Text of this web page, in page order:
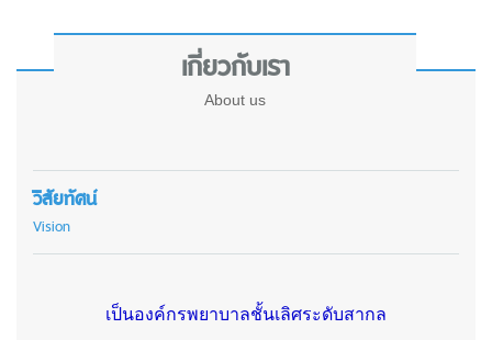
เกี่ยวกับเรา
About us
วิสัยทัศน์
Vision
เป็นองค์กรพยาบาลชั้นเลิศระดับสากล